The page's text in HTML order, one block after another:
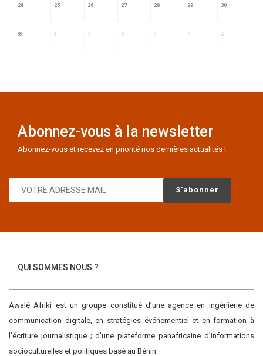
24 25 26 27 28 29 30
31 1 2 3 4 5 6
Abonnez-vous à la newsletter
Abonnez-vous et recevez en priorité nos dernières actualités !
QUI SOMMES NOUS ?
Awalé Afriki est un groupe constitué d’une agence en ingénierie de
communication digitale, en stratégies événementiel et en formation à
l’écriture journalistique ; d’une plateforme panafricaine d’informations
socioculturelles et politiques basé au Bénin